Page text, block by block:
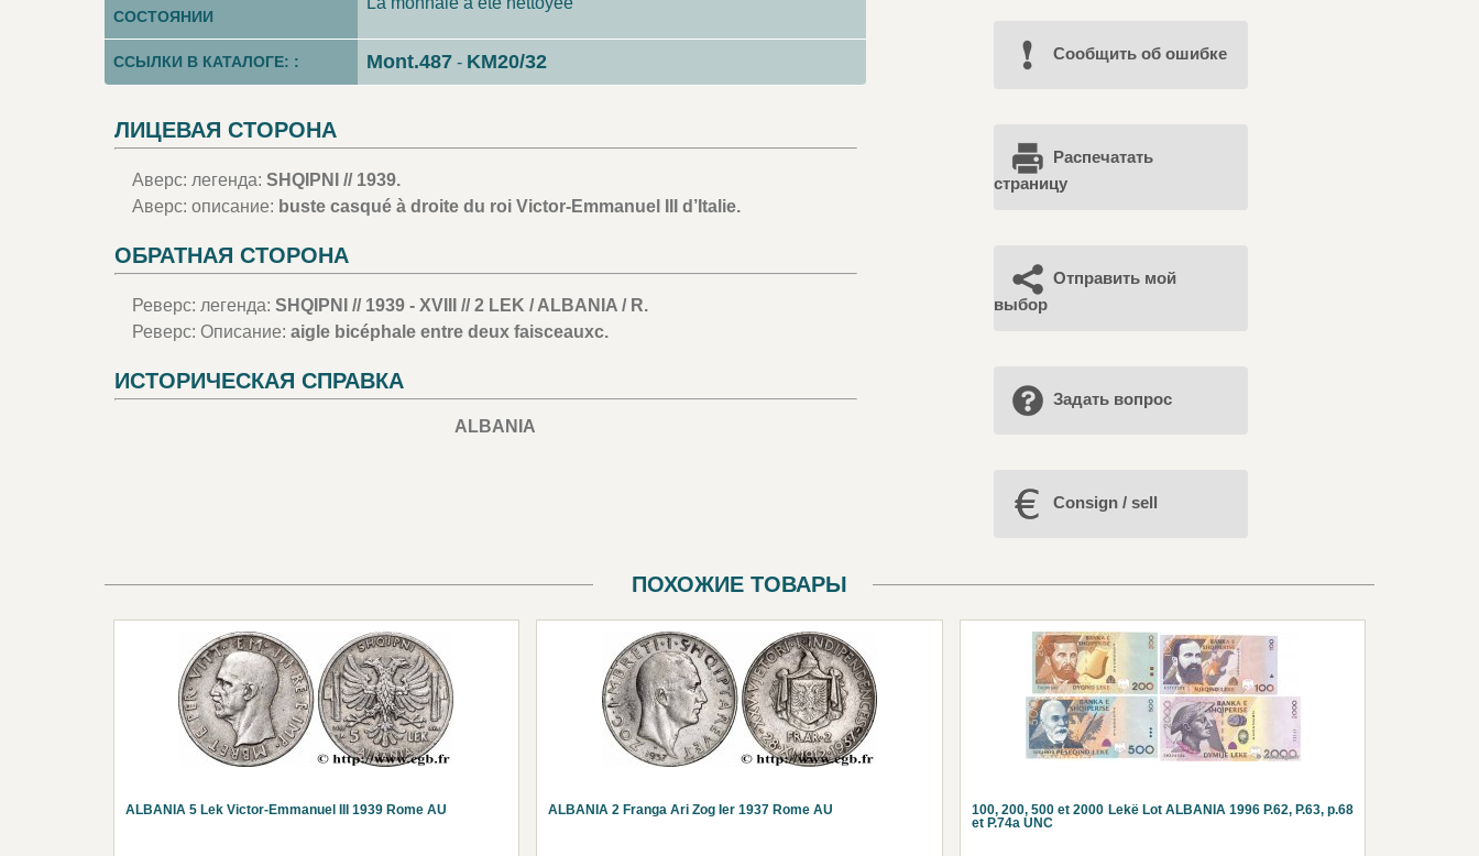
СОСТОЯНИИ
ССЫЛКИ В КАТАЛОГЕ: : Mont.487 - KM20/32
ЛИЦЕВАЯ СТОРОНА
Аверс: легенда: SHQIPNI // 1939.
Аверс: описание: buste casqué à droite du roi Victor-Emmanuel III d’Italie.
ОБРАТНАЯ СТОРОНА
Реверс: легенда: SHQIPNI // 1939 - XVIII // 2 LEK / ALBANIA / R.
Реверс: Описание: aigle bicéphale entre deux faisceauxc.
ИСТОРИЧЕСКАЯ СПРАВКА
ALBANIA
Cообщить об ошибке
Распечатать
страницу
Отправить мой
выбор
Задать вопрос
Consign / sell
ПОХОЖИЕ ТОВАРЫ
ALBANIA 5 Lek Victor-Emmanuel III 1939 Rome AU ALBANIA 2 Franga Ari Zog Ier 1937 Rome AU
100, 200, 500 et 2000 Lekë Lot ALBANIA 1996 P.62, P.63, p.68
et P.74a UNC